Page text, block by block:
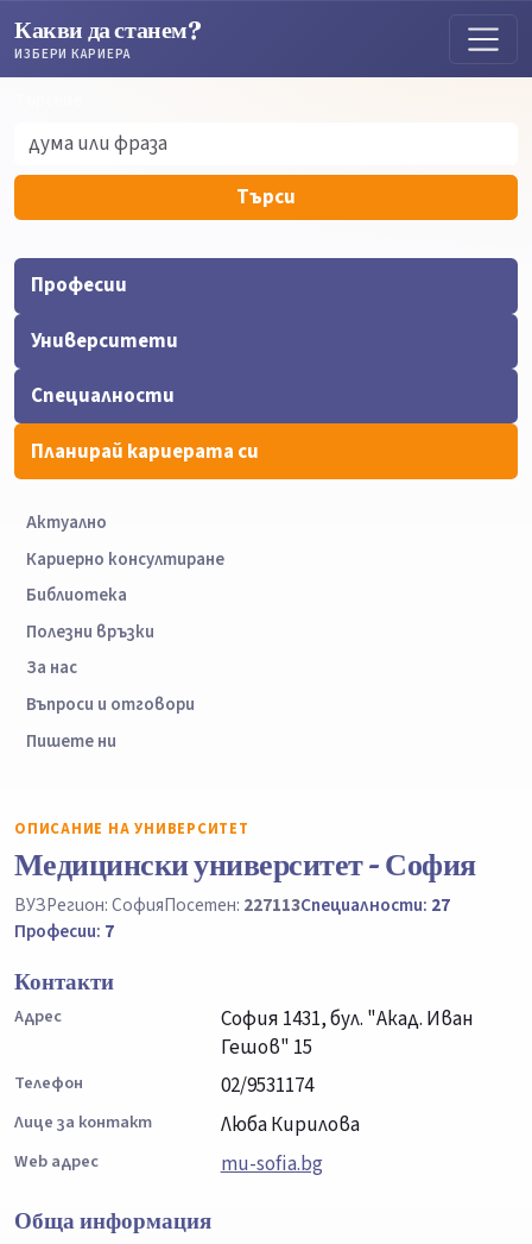
Какви да станем?
ИЗБЕРИ КАРИЕРА
Търси
Професии
Университети
Специалности
Планирай кариерата си
Актуално
Кариерно консултиране
Библиотека
Полезни връзки
За нас
Въпроси и отговори
Пишете ни
ОПИСАНИЕ НА УНИВЕРСИТЕТ
Медицински университет - София
ВУЗРегион: СофияПосетен: 227113Специалности: 27
Професии: 7
Контакти
Адрес
София 1431, бул. "Акад. Иван
Гешов" 15
Телефон 02/9531174
Лице за контакт Люба Кирилова
Web адрес
mu-sofia.bg
Обща информация